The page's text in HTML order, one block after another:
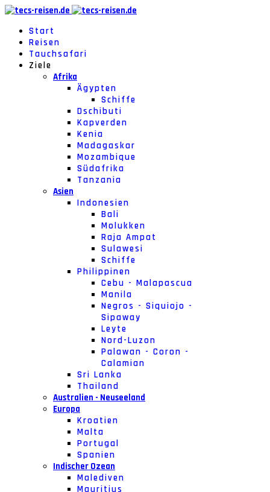
Start
Reisen
Tauchsafari
Ziele
Afrika
Ägypten
Schiffe
Dschibuti
Kapverden
Kenia
Madagaskar
Mozambique
Südafrika
Tanzania
Asien
Indonesien
Bali
Molukken
Raja Ampat
Sulawesi
Schiffe
Philippinen
Cebu - Malapascua
Manila
Negros - Siquiojo -
Sipaway
Leyte
Nord-Luzon
Palawan - Coron -
Calamian
Sri Lanka
Thailand
Australien - Neuseeland
Europa
Kroatien
Malta
Portugal
Spanien
Indischer Ozean
Malediven
Mauritius